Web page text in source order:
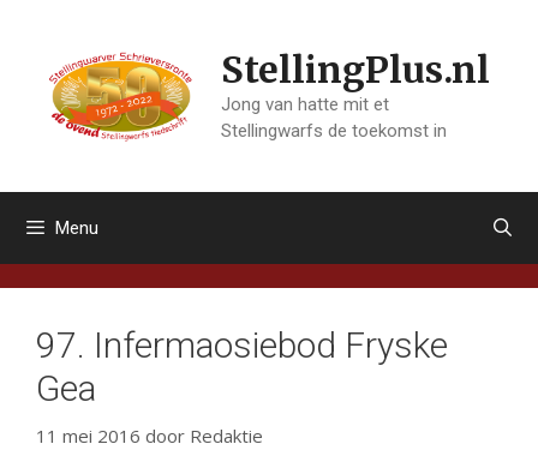
inhoud
StellingPlus.nl
Jong van hatte mit et
Stellingwarfs de toekomst in
Menu
97. Infermaosiebod Fryske
Gea
11 mei 2016 door Redaktie